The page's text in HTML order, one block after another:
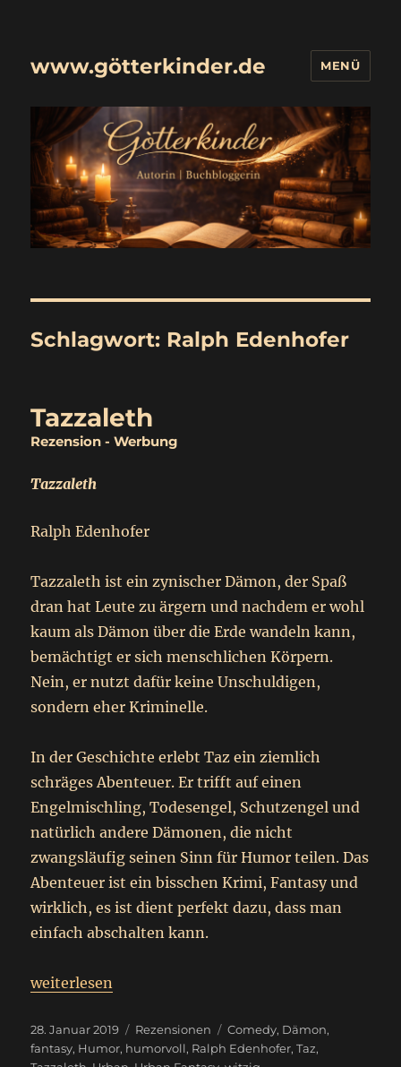
www.götterkinder.de MENÜ
Schlagwort: Ralph Edenhofer
Tazzaleth
Rezension - Werbung
Tazzaleth
Ralph Edenhofer
Tazzaleth ist ein zynischer Dämon, der Spaß
dran hat Leute zu ärgern und nachdem er wohl
kaum als Dämon über die Erde wandeln kann,
bemächtigt er sich menschlichen Körpern.
Nein, er nutzt dafür keine Unschuldigen,
sondern eher Kriminelle.
In der Geschichte erlebt Taz ein ziemlich
schräges Abenteuer. Er trifft auf einen
Engelmischling, Todesengel, Schutzengel und
natürlich andere Dämonen, die nicht
zwangsläufig seinen Sinn für Humor teilen. Das
Abenteuer ist ein bisschen Krimi, Fantasy und
wirklich, es ist dient perfekt dazu, dass man
einfach abschalten kann.
„Tazzaleth
weiterlesen
Veröffentlicht
am
28. Januar 2019 Kategorien
Rezensionen Schlagwörter
Comedy, Dämon,
fantasy, Humor, humorvoll, Ralph Edenhofer,Taz,